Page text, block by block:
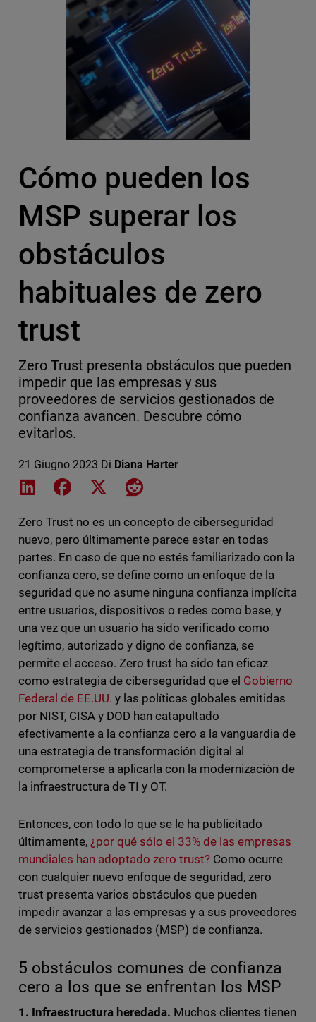
Cómo pueden los
MSP superar los
obstáculos
habituales de zero
trust
Zero Trust presenta obstáculos que pueden
impedir que las empresas y sus
proveedores de servicios gestionados de
confianza avancen. Descubre cómo
evitarlos.
21 Giugno 2023 Di Diana Harter
Share on LinkedIn
Share on Facebook
Share on XShare on Reddit
Zero Trust no es un concepto de ciberseguridad
nuevo, pero últimamente parece estar en todas
partes. En caso de que no estés familiarizado con la
confianza cero, se define como un enfoque de la
seguridad que no asume ninguna confianza implícita
entre usuarios, dispositivos o redes como base, y
una vez que un usuario ha sido verificado como
legítimo, autorizado y digno de confianza, se
permite el acceso. Zero trust ha sido tan eficaz
como estrategia de ciberseguridad que el Gobierno
Federal de EE.UU. y las políticas globales emitidas
por NIST, CISA y DOD han catapultado
efectivamente a la confianza cero a la vanguardia de
una estrategia de transformación digital al
comprometerse a aplicarla con la modernización de
la infraestructura de TI y OT.
Entonces, con todo lo que se le ha publicitado
últimamente, ¿por qué sólo el 33% de las empresas
mundiales han adoptado zero trust? Como ocurre
con cualquier nuevo enfoque de seguridad, zero
trust presenta varios obstáculos que pueden
impedir avanzar a las empresas y a sus proveedores
de servicios gestionados (MSP) de confianza.
5 obstáculos comunes de confianza
cero a los que se enfrentan los MSP
1. Infraestructura heredada. Muchos clientes tienen